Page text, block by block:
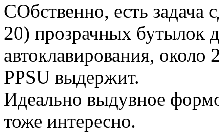
СОбственно, есть
20) прозрачных бутылок
автоклавирования,
PPSU выдержит.
Идеально выдувное
тоже интересно.